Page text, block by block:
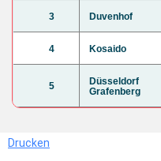
3 Duvenhof
4 Kosaido
5
Düsseldorf
Grafenberg
Drucken